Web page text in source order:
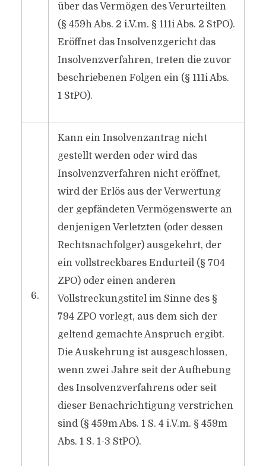
über das Vermögen des Verurteilten
(§ 459h Abs. 2 i.V.m. § 111i Abs. 2 StPO).
Eröffnet das Insolvenzgericht das
Insolvenzverfahren, treten die zuvor
beschriebenen Folgen ein (§ 111i Abs.
1 StPO).
6.
Kann ein Insolvenzantrag nicht
gestellt werden oder wird das
Insolvenzverfahren nicht eröffnet,
wird der Erlös aus der Verwertung
der gepfändeten Vermögenswerte an
denjenigen Verletzten (oder dessen
Rechtsnachfolger) ausgekehrt, der
ein vollstreckbares Endurteil (§ 704
ZPO) oder einen anderen
Vollstreckungstitel im Sinne des §
794 ZPO vorlegt, aus dem sich der
geltend gemachte Anspruch ergibt.
Die Auskehrung ist ausgeschlossen,
wenn zwei Jahre seit der Aufhebung
des Insolvenzverfahrens oder seit
dieser Benachrichtigung verstrichen
sind (§ 459m Abs. 1 S. 4 i.V.m. § 459m
Abs. 1 S. 1-3 StPO).